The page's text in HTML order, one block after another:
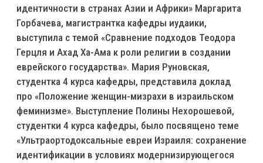
идентичности в странах Азии и Африки» Маргарита
Горбачева, магистрантка кафедры иудаики,
выступила с темой «Сравнение подходов Теодора
Герцля и Ахад Ха-Ама к роли религии в создании
еврейского государства». Мария Руновская,
студентка 4 курса кафедры, представила доклад
про «Положение женщин-мизрахи в израильском
феминизме». Выступление Полины Нехорошевой,
студентки 4 курса кафедры, было посвящено теме
«Ультраортодоксальные евреи Израиля: сохранение
идентификации в условиях модернизирующегося